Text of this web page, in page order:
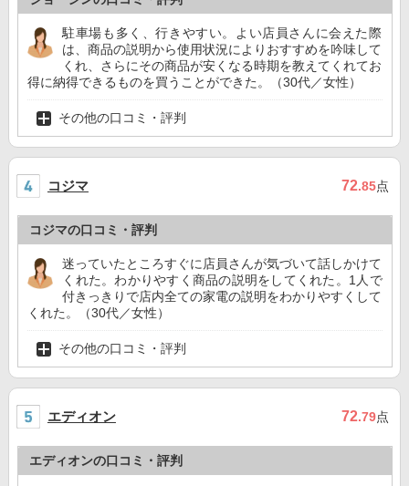
駐車場も多く、行きやすい。よい店員さんに会えた際
は、商品の説明から使用状況によりおすすめを吟味して
くれ、さらにその商品が安くなる時期を教えてくれてお
得に納得できるものを買うことができた。（30代／女性）
その他の口コミ・評判
コジマ 72.85点
コジマの口コミ・評判
迷っていたところすぐに店員さんが気づいて話しかけて
くれた。わかりやすく商品の説明をしてくれた。1人で
付きっきりで店内全ての家電の説明をわかりやすくして
くれた。（30代／女性）
その他の口コミ・評判
エディオン 72.79点
エディオンの口コミ・評判